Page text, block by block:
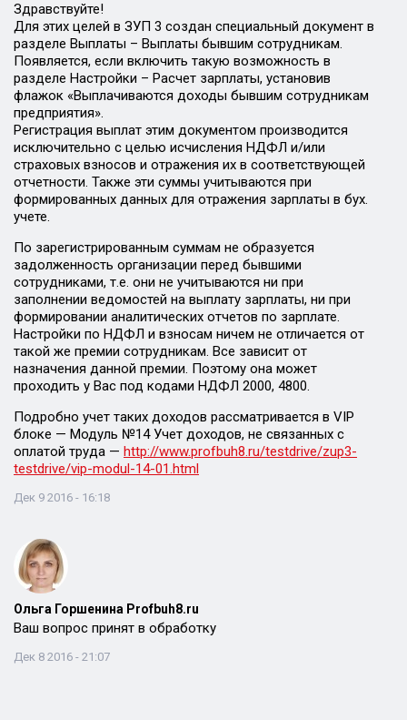
Здравствуйте!
Для этих целей в ЗУП 3 создан специальный документ в
разделе Выплаты – Выплаты бывшим сотрудникам.
Появляется, если включить такую возможность в
разделе Настройки – Расчет зарплаты, установив
флажок «Выплачиваются доходы бывшим сотрудникам
предприятия».
Регистрация выплат этим документом производится
исключительно с целью исчисления НДФЛ и/или
страховых взносов и отражения их в соответствующей
отчетности. Также эти суммы учитываются при
формированных данных для отражения зарплаты в бух.
учете.
По зарегистрированным суммам не образуется
задолженность организации перед бывшими
сотрудниками, т.е. они не учитываются ни при
заполнении ведомостей на выплату зарплаты, ни при
формировании аналитических отчетов по зарплате.
Настройки по НДФЛ и взносам ничем не отличается от
такой же премии сотрудникам. Все зависит от
назначения данной премии. Поэтому она может
проходить у Вас под кодами НДФЛ 2000, 4800.
Подробно учет таких доходов рассматривается в VIP
блоке — Модуль №14 Учет доходов, не связанных с
оплатой труда — http://www.profbuh8.ru/testdrive/zup3-
testdrive/vip-modul-14-01.html
Дек 9 2016 - 16:18
Ольга Горшенина Profbuh8.ru
Ваш вопрос принят в обработку
Дек 8 2016 - 21:07